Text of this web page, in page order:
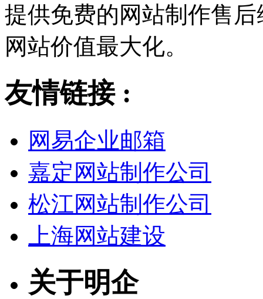
提供免费的网站制作售
网站价值最大化。
友情链接 :
网易企业邮箱
嘉定网站制作公司
松江网站制作公司
上海网站建设
关于明企